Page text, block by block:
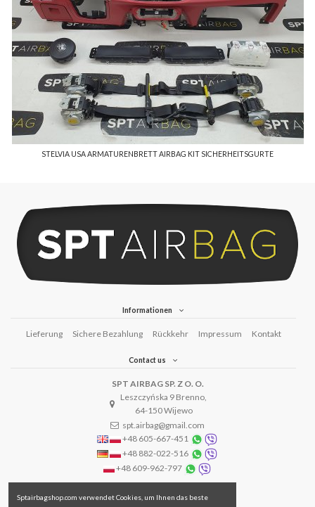
STELVIA USA ARMATURENBRETT AIRBAG KIT SICHERHEITSGURTE
Informationen
Lieferung Sichere Bezahlung Rückkehr Impressum Kontakt
Contact us
SPT AIRBAG SP. Z O. O.
Leszczyńska 9 Brenno,
64-150 Wijewo
spt.airbag@gmail.com
+48 605-667-451
+48 882-022-516
+48 609-962-797
Sptairbagshop.com verwendet Cookies, um Ihnen das beste